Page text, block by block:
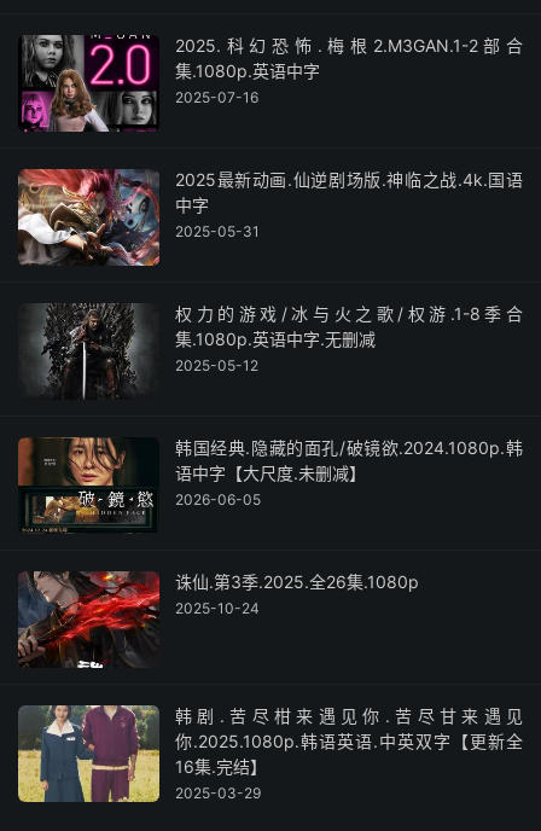
2025.科幻恐怖.梅根2.M3GAN.1-2部合
集.1080p.英语中字
2025-07-16
2025最新动画.仙逆剧场版.神临之战.4k.国语
中字
2025-05-31
权力的游戏/冰与火之歌/权游.1-8季合
集.1080p.英语中字.无删减
2025-05-12
韩国经典.隐藏的面孔/破镜欲.2024.1080p.韩
语中字【大尺度.未删减】
2026-06-05
诛仙.第3季.2025.全26集.1080p
2025-10-24
韩剧.苦尽柑来遇见你.苦尽甘来遇见
你.2025.1080p.韩语英语.中英双字【更新全
16集.完结】
2025-03-29